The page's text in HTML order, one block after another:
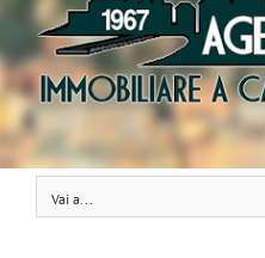
Vai a...